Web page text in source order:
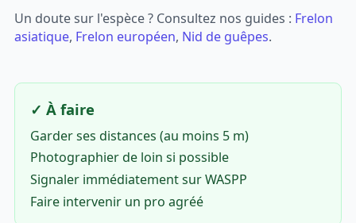
Un doute sur l'espèce ? Consultez nos guides : Frelon
asiatique, Frelon européen, Nid de guêpes.
✓ À faire
Garder ses distances (au moins 5 m)
Photographier de loin si possible
Signaler immédiatement sur WASPP
Faire intervenir un pro agréé